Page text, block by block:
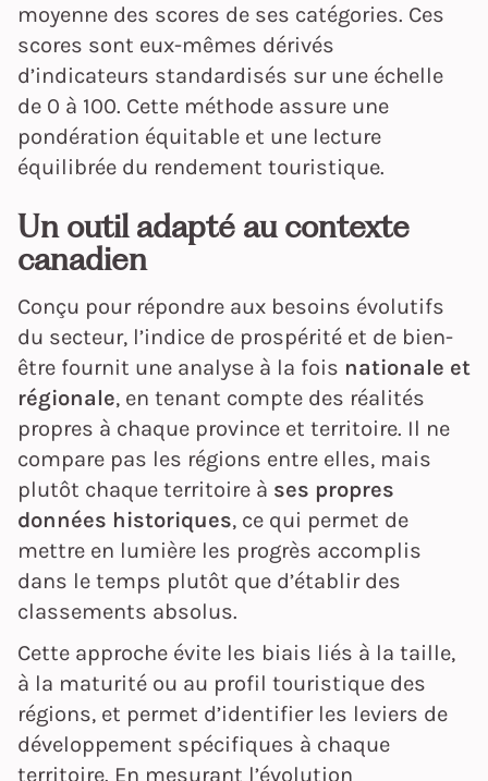
moyenne des scores de ses catégories. Ces
scores sont eux-mêmes dérivés
d’indicateurs standardisés sur une échelle
de 0 à 100. Cette méthode assure une
pondération équitable et une lecture
équilibrée du rendement touristique.
Un outil adapté au contexte
canadien
Conçu pour répondre aux besoins évolutifs
du secteur, l’indice de prospérité et de bien-
être fournit une analyse à la fois nationale et
régionale, en tenant compte des réalités
propres à chaque province et territoire. Il ne
compare pas les régions entre elles, mais
plutôt chaque territoire à ses propres
données historiques, ce qui permet de
mettre en lumière les progrès accomplis
dans le temps plutôt que d’établir des
classements absolus.
Cette approche évite les biais liés à la taille,
à la maturité ou au profil touristique des
régions, et permet d’identifier les leviers de
développement spécifiques à chaque
territoire. En mesurant l’évolution